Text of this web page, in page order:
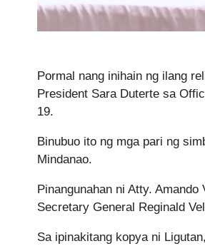
Pormal nang inihain ng ilang
President Sara Duterte sa
19.
Binubuo ito ng mga pari ng
Mindanao.
Pinangunahan ni Atty.
Secretary General Reginald
Sa ipinakitang kopya ni